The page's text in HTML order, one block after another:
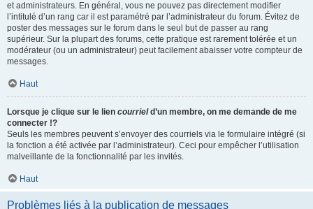
et administrateurs. En général, vous ne pouvez pas directement modifier
l’intitulé d’un rang car il est paramétré par l’administrateur du forum. Évitez de
poster des messages sur le forum dans le seul but de passer au rang
supérieur. Sur la plupart des forums, cette pratique est rarement tolérée et un
modérateur (ou un administrateur) peut facilement abaisser votre compteur de
messages.
Haut
Lorsque je clique sur le lien courrield’un membre, on me demande de me
connecter !?
Seuls les membres peuvent s’envoyer des courriels via le formulaire intégré (si
la fonction a été activée par l’administrateur). Ceci pour empêcher l’utilisation
malveillante de la fonctionnalité par les invités.
Haut
Problèmes liés à la publication de messages